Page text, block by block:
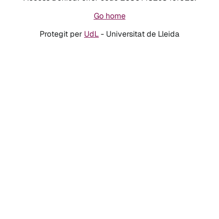
Go home
Protegit per UdL- Universitat de Lleida